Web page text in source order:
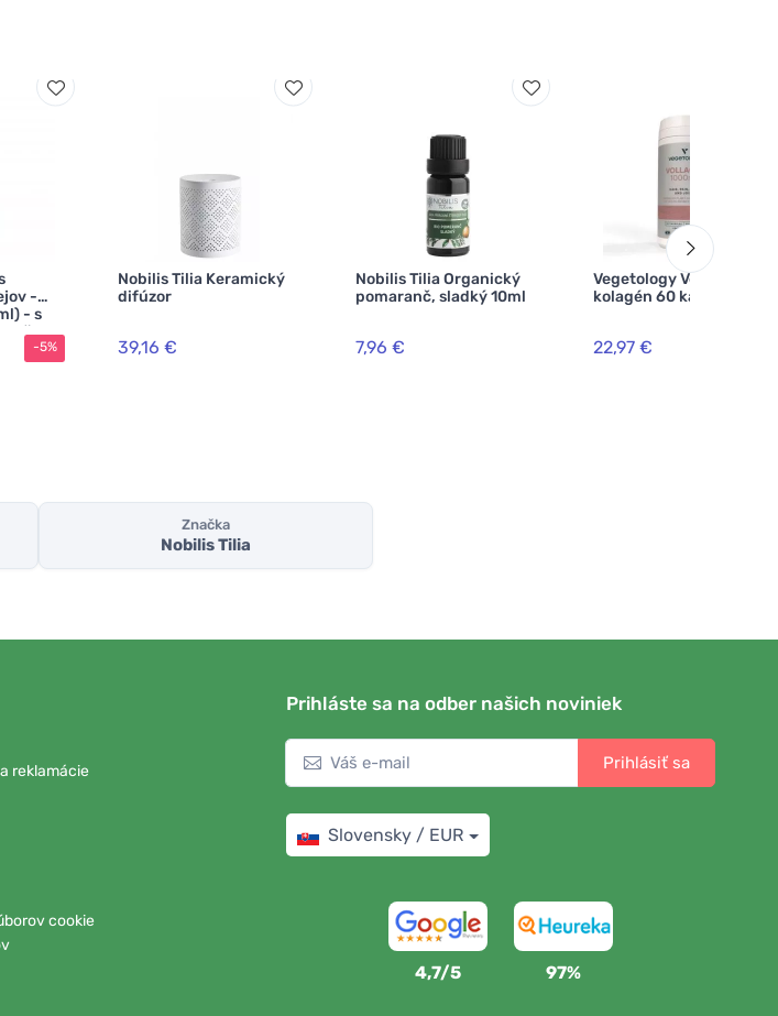
-
- s
-5%
Nobilis Tilia Keramický
difúzor
39,16 €
Nobilis Tilia Organický
pomaranč, sladký 10ml
7,96 €
Vegetology Vegánsky
kolagén 60 kapsúl
22,97 €
Značka
Nobilis Tilia
reklamácie
cookie
Prihláste sa na odber našich noviniek
Prihlásiť sa
Slovensky / EUR
4,7/5 97%